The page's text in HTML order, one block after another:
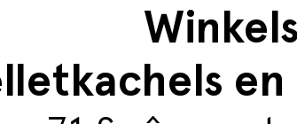
Winkels